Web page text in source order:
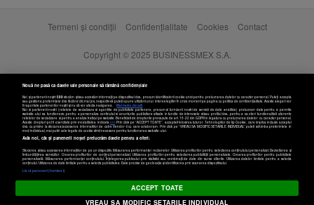
Termeni și condiții Confidențialitate Cookies Contact
Copyright © 2025 BUSINESSMEX S.A.
Setări cookies
Nouă ne pasă ca datele tale personale să rămână confidențiale
Noi și partenerii noștri589stocăm și/sau accesăm informații pe dispozitivul dvs., precum identificatorii cookie unici pentru prelucrarea datelor cu caracter personal. Puteți accepta
sau gestiona preferințele dvs. făcând clic mai jos, respectiv vă puteți opune utilizării unui interes legitim în orice moment pe pagina cu politica de confidențialitate. Aceste alegeri vor
fi raportate partenerilor noștri și nu vă vor afecta navigarea.
Mai multe detalii
Noi si partenerii nostri (retelele de socializare si agentiile de publicitate partenere, precum si furnizorii nostri de servicii de date analitice) prelucram date pentru a permite
website-ului sa functioneze, pentru a personaliza continutul si anunturile publicitare afisate in functie de interesele si/sau profilul dvs., pentru a va oferi functionalitati aferente
retelelor de socializare si pentru a analiza traficul pe website. Beneficiati de drepturile prevazute de art. 15-22 din GDPR in legatura cu prelucrarea datelor cu caracter personal.
Aceste drepturi pot fi exercitate prin modalitatea indicataaici. Prin click pe “ACCEPT TOATE”, acceptati folosirea tuturor Tehnologiilor de tip Cookie, care implica inclusiv acceptul
dvs. cu privire la stocarea/accesarea informatiilor de catre Vendor-ii cu care colaboram. Prin click pe “VREAU SA MODIFIC SETARILE INDIVIDUAL” puteti schimba preferintele in
mod individual, mai putin cele legate de cookie strict necesare pentru functionarea website-ului.
Atât noi, cât și partenerii noștri prelucrăm datele pentru a oferi:
Stocarea și/sau accesarea informațiilor de pe un dispozitiv. Măsurarea performanței reclamelor. Utilizarea profilurilor pentru selectarea conținutului personalizat. Dezvoltarea și
îmbunătățirea serviciilor. Crearea profilurilor de conținut personalizat. Utilizarea profilurilor pentru selectarea publicității personalizate. Crearea profilurilor pentru publicitate
personalizată. Măsurarea performanței conținutului. Înțelegerea publicului prin statistici sau combinații de date din surse diferite. Utilizarea datelor limitate pentru a selecta
conținutul. Utilizarea de date limitate pentru a selecta publicitatea. Date precise de geolocație și identificarea prin scanarea dispozitivului.
Listă parteneri (furnizori)
ACCEPT TOATE
VREAU SA MODIFIC SETARILE INDIVIDUAL